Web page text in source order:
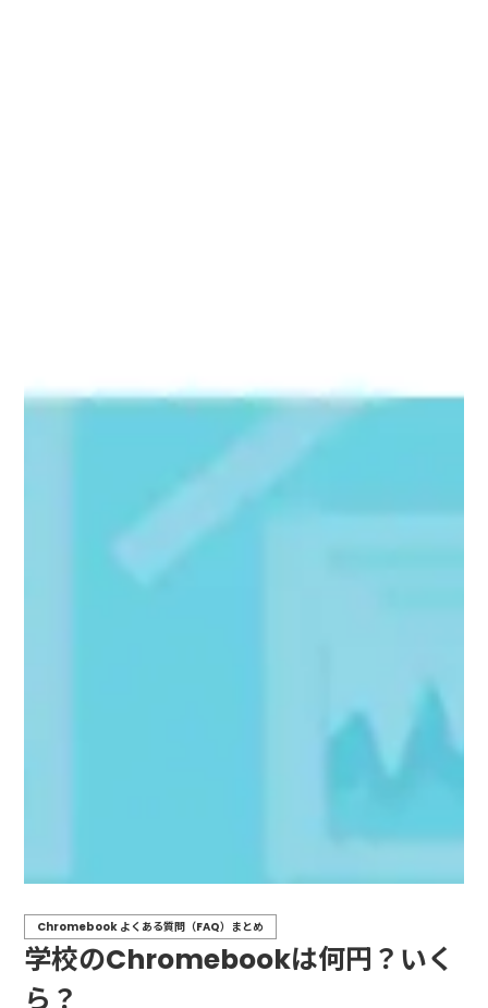
学校のChromebookは何円？いく
ら？
Chromebook よくある質問（FAQ）まとめ